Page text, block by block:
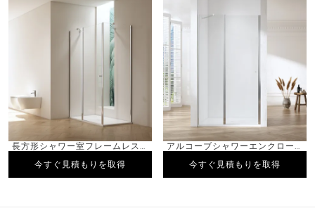
今すぐ見積もりを取得
長方形シャワー室フレームレスピ
今すぐ見積もりを取得
今すぐ見積もりを取得
アルコーブシャワーエンクロージ
グドア
今すぐ見積もりを取得